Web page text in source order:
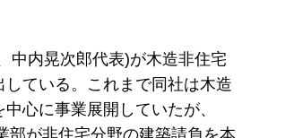
中内晃次郎代表)が木造非住宅
ている。これまで同社は木造
心に事業展開していたが、
部が非住宅分野の建築請負を本